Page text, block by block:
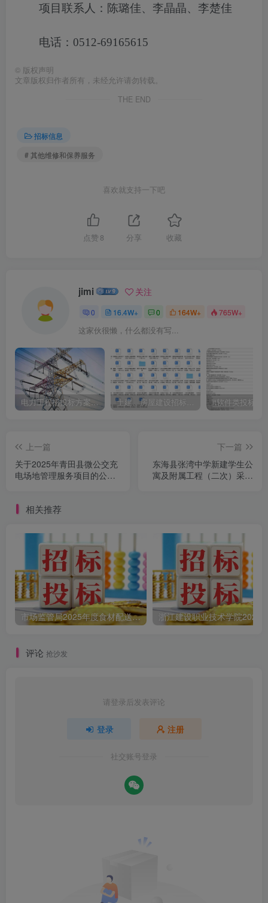
项目联系人：陈璐佳、李晶晶、李楚佳
电话：0512-69165615
© 版权声明
文章版权归作者所有，未经允许请勿转载。
THE END
招标信息
# 其他维修和保养服务
喜欢就支持一下吧
点赞 8 分享 收藏
jimi 关注
0 16.4W+ 0 164W+ 765W+
这家伙很懒，什么都没有写...
电力工程招投标方案模板 土建、房屋建设招标文件标书模板 it软件类投标书
上一篇
关于2025年青田县微公交充
电场地管理服务项目的公开
下一篇
东海县张湾中学新建学生公
寓及附属工程（二次）采购
相关推荐
市场监管局2025年度食材配送采购公告
评论 抢沙发
请登录后发表评论
登录 注册
社交账号登录